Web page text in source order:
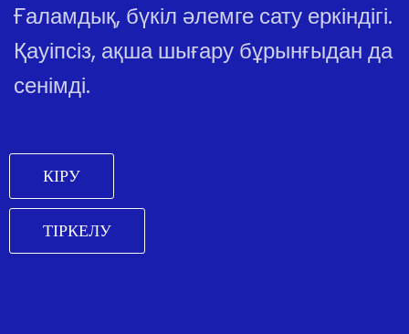
Ғаламдық, бүкіл әлемге сату еркіндігі.
Қауіпсіз, ақша шығару бұрынғыдан да
сенімді.
КІРУ
ТІРКЕЛУ